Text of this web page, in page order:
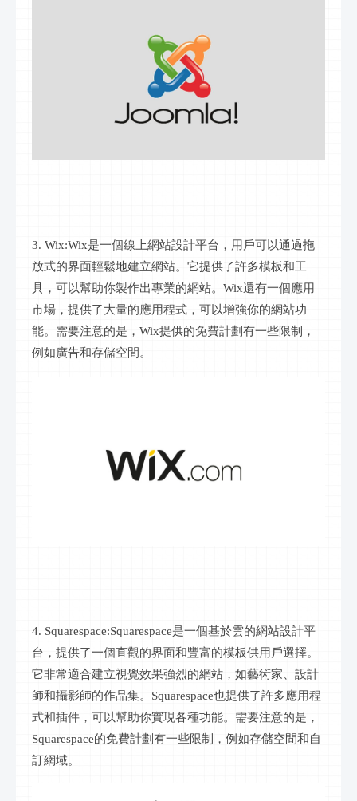
3. Wix:Wix是一個線上網站設計平台，用戶可以通過拖
放式的界面輕鬆地建立網站。它提供了許多模板和工
具，可以幫助你製作出專業的網站。Wix還有一個應用
市場，提供了大量的應用程式，可以增強你的網站功
能。需要注意的是，Wix提供的免費計劃有一些限制，
例如廣告和存儲空間。
4. Squarespace:Squarespace是一個基於雲的網站設計平
台，提供了一個直觀的界面和豐富的模板供用戶選擇。
它非常適合建立視覺效果強烈的網站，如藝術家、設計
師和攝影師的作品集。Squarespace也提供了許多應用程
式和插件，可以幫助你實現各種功能。需要注意的是，
Squarespace的免費計劃有一些限制，例如存儲空間和自
訂網域。